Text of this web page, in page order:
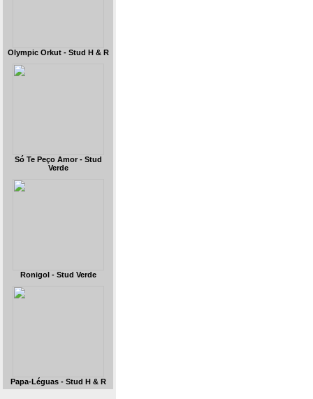
Olympic Orkut - Stud H & R
Só Te Peço Amor - Stud
Verde
Ronigol - Stud Verde
Papa-Léguas - Stud H & R